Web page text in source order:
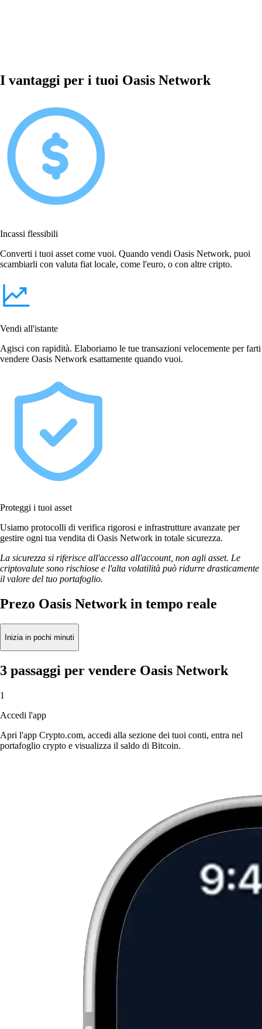
I vantaggi per i tuoi Oasis Network
Incassi flessibili
Converti i tuoi asset come vuoi. Quando vendi Oasis Network, puoi
scambiarli con valuta fiat locale, come l'euro, o con altre cripto.
Vendi all'istante
Agisci con rapidità. Elaboriamo le tue transazioni velocemente per farti
vendere Oasis Network esattamente quando vuoi.
Proteggi i tuoi asset
Usiamo protocolli di verifica rigorosi e infrastrutture avanzate per
gestire ogni tua vendita di Oasis Network in totale sicurezza.
La sicurezza si riferisce all'accesso all'account, non agli asset. Le
criptovalute sono rischiose e l'alta volatilità può ridurre drasticamente
il valore del tuo portafoglio.
Prezo Oasis Network in tempo reale
Inizia in pochi minuti
3 passaggi per vendere Oasis Network
1
Accedi l'app
Apri l'app Crypto.com, accedi alla sezione dei tuoi conti, entra nel
portafoglio crypto e visualizza il saldo di Bitcoin.